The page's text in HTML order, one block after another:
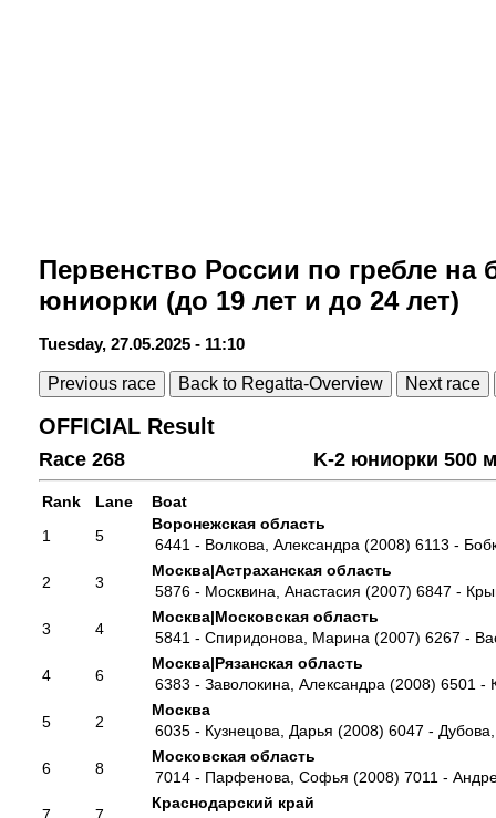
Первенство России по гребле
юниорки (до 19 лет и до 24 лет)
Tuesday, 27.05.2025 - 11:10
Previous race Back to Regatta-Overview Next race
OFFICIAL Result
Race 268 K-2 юниорки 500
Rank Lane
Boat
1
5
Воронежская область
6441 - Волкова, Александра (2008) 6113 -
2 3
Москва|Астраханская область
5876 - Москвина, Анастасия (2007) 6847 -
3 4
Москва|Московская область
5841 - Спиридонова, Марина (2007) 6267 -
4 6
Москва|Рязанская область
6383 - Заволокина, Александра (2008) 6501 -
5 2
Москва
6035 - Кузнецова, Дарья (2008) 6047 -
6 8
Московская область
7014 - Парфенова, Софья (2008) 7011 -
Краснодарский край